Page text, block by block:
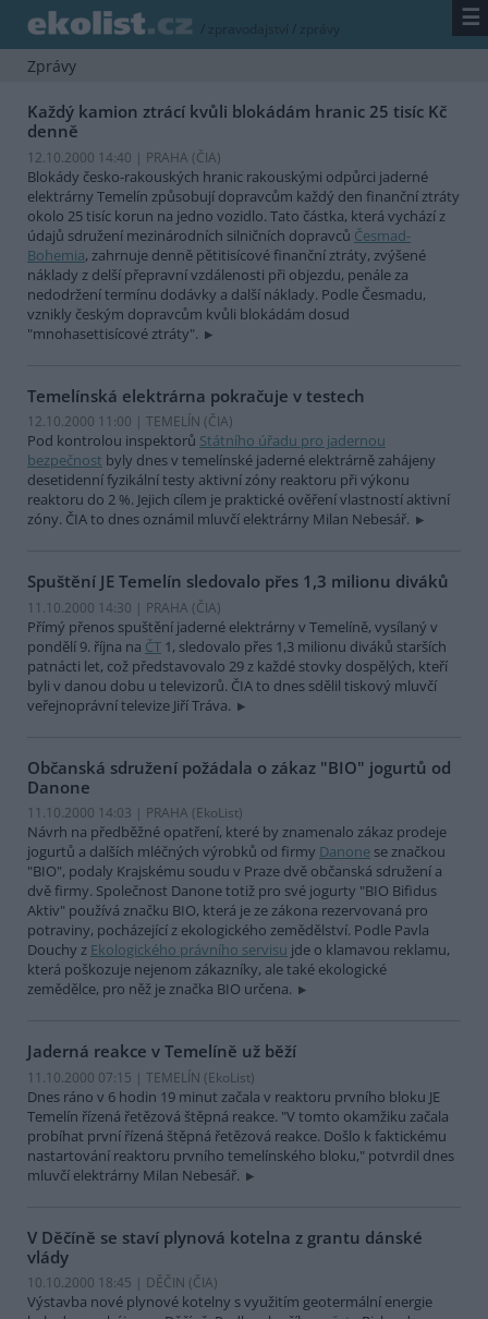
/ zpravodajství / zprávy ☰
Zprávy
Každý kamion ztrácí kvůli blokádám hranic 25 tisíc Kč
denně
12.10.2000 14:40 | PRAHA (ČIA)
Blokády česko-rakouských hranic rakouskými odpůrci jaderné
elektrárny Temelín způsobují dopravcům každý den finanční ztráty
okolo 25 tisíc korun na jedno vozidlo. Tato částka, která vychází z
údajů sdružení mezinárodních silničních dopravců Česmad-
Bohemia, zahrnuje denně pětitisícové finanční ztráty, zvýšené
náklady z delší přepravní vzdálenosti při objezdu, penále za
nedodržení termínu dodávky a další náklady. Podle Česmadu,
vznikly českým dopravcům kvůli blokádám dosud
"mnohasettisícové ztráty".
Temelínská elektrárna pokračuje v testech
12.10.2000 11:00 | TEMELÍN (ČIA)
Pod kontrolou inspektorů Státního úřadu pro jadernou
bezpečnost byly dnes v temelínské jaderné elektrárně zahájeny
desetidenní fyzikální testy aktivní zóny reaktoru při výkonu
reaktoru do 2 %. Jejich cílem je praktické ověření vlastností aktivní
zóny. ČIA to dnes oznámil mluvčí elektrárny Milan Nebesář.
Spuštění JE Temelín sledovalo přes 1,3 milionu diváků
11.10.2000 14:30 | PRAHA (ČIA)
Přímý přenos spuštění jaderné elektrárny v Temelíně, vysílaný v
pondělí 9. října na ČT 1, sledovalo přes 1,3 milionu diváků starších
patnácti let, což představovalo 29 z každé stovky dospělých, kteří
byli v danou dobu u televizorů. ČIA to dnes sdělil tiskový mluvčí
veřejnoprávní televize Jiří Tráva.
Občanská sdružení požádala o zákaz "BIO" jogurtů od
Danone
11.10.2000 14:03 | PRAHA (EkoList)
Návrh na předběžné opatření, které by znamenalo zákaz prodeje
jogurtů a dalších mléčných výrobků od firmy Danone se značkou
"BIO", podaly Krajskému soudu v Praze dvě občanská sdružení a
dvě firmy. Společnost Danone totiž pro své jogurty "BIO Bifidus
Aktiv" používá značku BIO, která je ze zákona rezervovaná pro
potraviny, pocházející z ekologického zemědělství. Podle Pavla
Douchy z Ekologického právního servisu jde o klamavou reklamu,
která poškozuje nejenom zákazníky, ale také ekologické
zemědělce, pro něž je značka BIO určena.
Jaderná reakce v Temelíně už běží
11.10.2000 07:15 | TEMELÍN (EkoList)
Dnes ráno v 6 hodin 19 minut začala v reaktoru prvního bloku JE
Temelín řízená řetězová štěpná reakce. "V tomto okamžiku začala
probíhat první řízená štěpná řetězová reakce. Došlo k faktickému
nastartování reaktoru prvního temelínského bloku," potvrdil dnes
mluvčí elektrárny Milan Nebesář.
V Děčíně se staví plynová kotelna z grantu dánské
vlády
10.10.2000 18:45 | DĚČIN (ČIA)
Výstavba nové plynové kotelny s využitím geotermální energie